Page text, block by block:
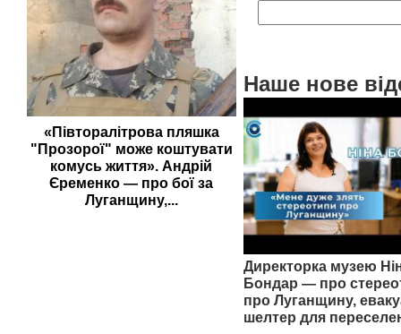
«Півторалітрова пляшка
"Прозорої" може коштувати
комусь життя». Андрій
Єременко — про бої за
Луганщину,...
Наше нове
Директорка музею
Бондар — про
про Луганщину,
шелтер для